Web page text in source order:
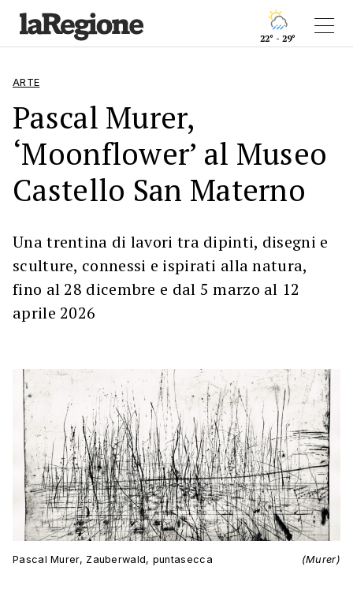
22° - 29°
ARTE
Pascal Murer,
‘Moonflower’ al Museo
Castello San Materno
Una trentina di lavori tra dipinti, disegni e
sculture, connessi e ispirati alla natura,
fino al 28 dicembre e dal 5 marzo al 12
aprile 2026
Pascal Murer, Zauberwald, puntasecca (Murer)